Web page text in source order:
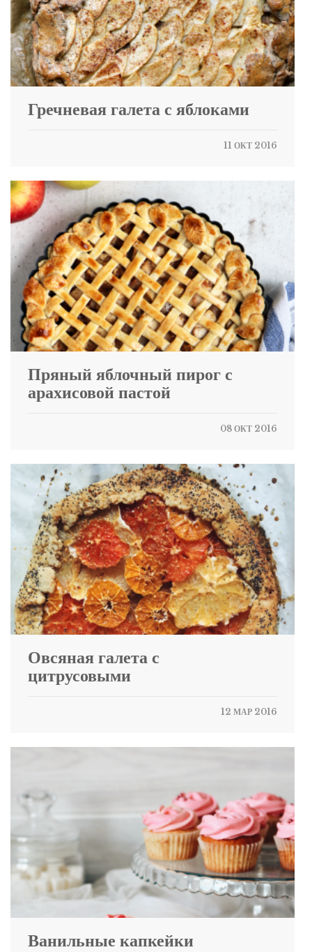
Гречневая галета с яблоками
11 ОКТ 2016
Пряный яблочный пирог с
арахисовой пастой
08 ОКТ 2016
Овсяная галета с
цитрусовыми
12 МАР 2016
Ванильные капкейки